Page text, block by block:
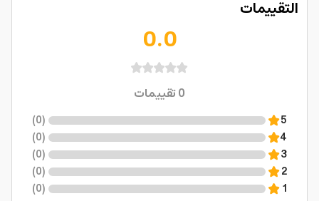
التقييمات
0.0
0تقييمات
5
(
0
)
4
(
0
)
3
(
0
)
2
(
0
)
1
(
0
)